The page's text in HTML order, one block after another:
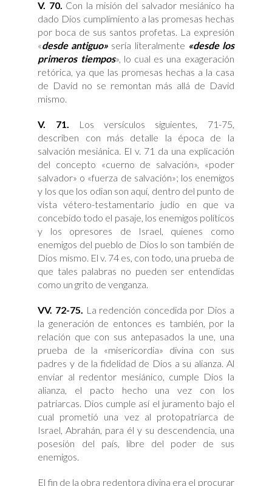
V. 70. Con la misión del salvador mesiánico ha
dado Dios cumplimiento a las promesas hechas
por boca de sus santos profetas. La expresión
«desde antiguo» sería literalmente «desde los
primeros tiempos», lo cual es una exageración
retórica, ya que las promesas hechas a la casa
de David no se remontan más allá de David
mismo.
V. 71. Los versículos siguientes, 71-75,
describen con más detalle la época de la
salvación mesiánica. El v. 71 da una explicación
del concepto «cuerno de salvación», «poder
salvador» o «fuerza de salvación»; los enemigos
y los que los odian son aquí, dentro del punto de
vista vétero-testamentario judío en que va
concebido todo el pasaje, los enemigos políticos
y los opresores de Israel, quienes como
enemigos del pueblo de Dios lo son también de
Dios mismo. El v. 74 es, con todo, una prueba de
que tales palabras no pueden ser entendidas
como un grito de venganza.
VV. 72-75. La redención concedida por Dios a
la generación de entonces es también, por la
relación que con sus antepasados la une, una
prueba de la «misericordia» divina con sus
padres y de la fidelidad de Dios a su alianza. Al
enviar al redentor mesiánico, cumple Dios la
alianza, el pacto hecho una vez con los
patriarcas. Dios cumple así el juramento bajo el
cual prometió una vez al protopatriarca de
Israel, Abrahán, para él y su descendencia, una
posesión del país, libre del poder de sus
enemigos.
El fin de la obra redentora divina era el procurar